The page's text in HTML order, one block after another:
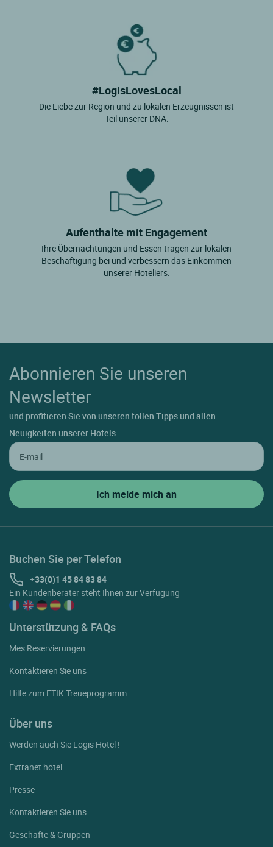
#LogisLovesLocal
Die Liebe zur Region und zu lokalen Erzeugnissen ist
Teil unserer DNA.
Aufenthalte mit Engagement
Ihre Übernachtungen und Essen tragen zur lokalen
Beschäftigung bei und verbessern das Einkommen
unserer Hoteliers.
Abonnieren Sie unseren
Newsletter
und profitieren Sie von unseren tollen Tipps und allen
Neuigkeiten unserer Hotels.
Buchen Sie per Telefon
+33(0)1 45 84 83 84
Ein Kundenberater steht Ihnen zur Verfügung
Unterstützung & FAQs
Mes Reservierungen
Kontaktieren Sie uns
Hilfe zum ETIK Treueprogramm
Über uns
Werden auch Sie Logis Hotel !
Extranet hotel
Presse
Kontaktieren Sie uns
Geschäfte & Gruppen